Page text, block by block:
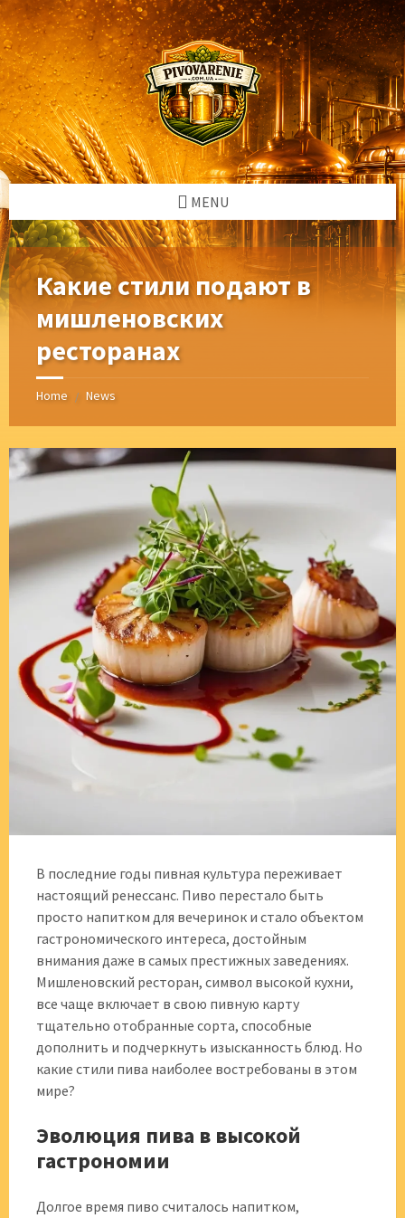
Skip
to
content
Skip
to
left
sidebar
Skip
to
right
sidebar
Skip
to
footer
MENU
Какие стили подают в
мишленовских
ресторанах
Home / News
В последние годы пивная культура переживает
настоящий ренессанс. Пиво перестало быть
просто напитком для вечеринок и стало объектом
гастрономического интереса, достойным
внимания даже в самых престижных заведениях.
Мишленовский ресторан, символ высокой кухни,
все чаще включает в свою пивную карту
тщательно отобранные сорта, способные
дополнить и подчеркнуть изысканность блюд. Но
какие стили пива наиболее востребованы в этом
мире?
Эволюция пива в высокой
гастрономии
Долгое время пиво считалось напитком,